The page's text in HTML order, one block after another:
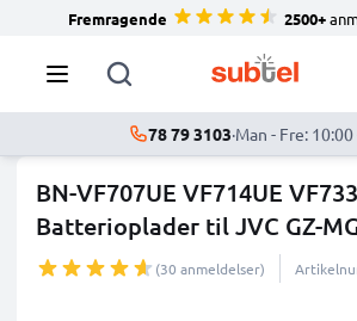
Fremragende 2500+
78 79 3103·Man - Fre: 10:00
BN-VF707UE VF714UE
Batterioplader til JVC GZ-
mere
(30 anmeldelser)